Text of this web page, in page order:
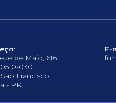
de Maio, 616
030
Francisco
- PR
E-